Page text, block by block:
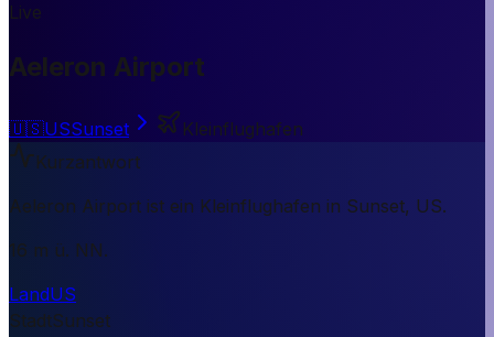
Live
Aeleron Airport
🇺🇸USSunset
Kleinflughafen
Kurzantwort
Aeleron Airport ist ein Kleinflughafen in Sunset, US.
16 m ü. NN.
LandUS
StadtSunset